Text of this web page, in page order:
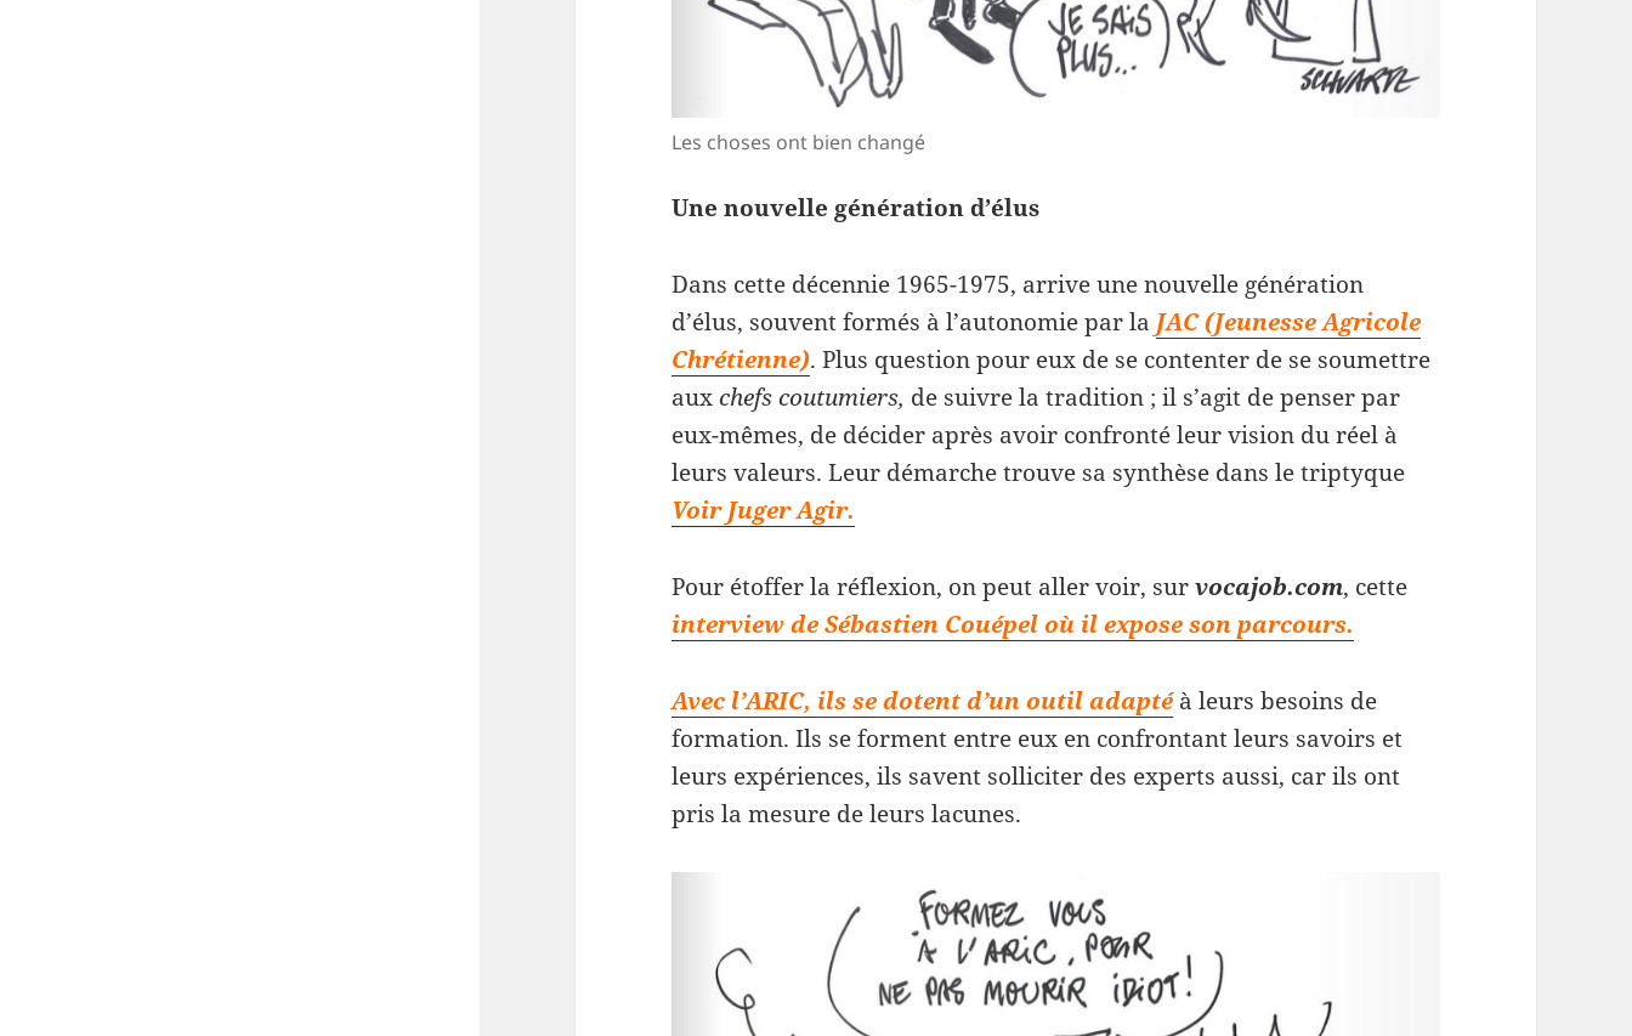
Les choses ont bien changé
Une nouvelle génération d’élus
Dans cette décennie 1965-1975, arrive une nouvelle génération
d’élus, souvent formés à l’autonomie par la JAC (Jeunesse Agricole
Chrétienne). Plus question pour eux de se contenter de se soumettre
auxchefs coutumiers, de suivre la tradition ; il s’agit de penser par
eux-mêmes, de décider après avoir confronté leur vision du réel à
leurs valeurs. Leur démarche trouve sa synthèse dans le triptyque
Voir Juger Agir.
Pour étoffer la réflexion, on peut aller voir, survocajob.com, cette
interview de Sébastien Couépel où il expose son parcours.
Avec l’ARIC, ils se dotent d’un outil adaptéà leurs besoins de
formation. Ils se forment entre eux en confrontant leurs savoirs et
leurs expériences, ils savent solliciter des experts aussi, car ils ont
pris la mesure de leurs lacunes.